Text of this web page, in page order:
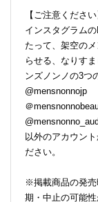
【ご注意ください
インスタグラム
たって、架空の
らせる、なりす
ンズノンノの3つ
@mensnonnojp
＠
以外のアカウン
ださい。
※掲載商品の発売
期・中止の可能